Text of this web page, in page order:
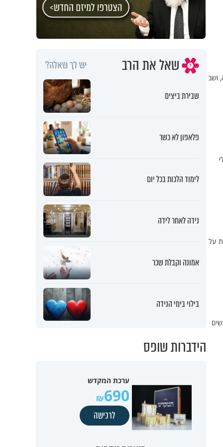
ושב
על
שאל את הרב יש לך שאלה?
שבירת ביצים
פלאפון לא כשר
לימוד הלכות בכל יום
נידה לאחר לידה
אמונה וקבלת שכר
בילוי בימי הנידה
הידברות שופס
ערכת המקדש
690
לרכישה